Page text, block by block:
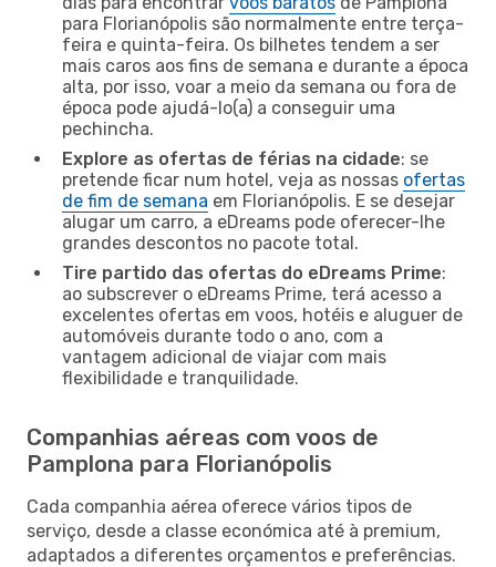
para Florianópolis são normalmente entre terça-
feira e quinta-feira. Os bilhetes tendem a ser
mais caros aos fins de semana e durante a época
alta, por isso, voar a meio da semana ou fora de
época pode ajudá-lo(a) a conseguir uma
pechincha.
Explore as ofertas de férias na cidade: se
pretende ficar num hotel, veja as nossas ofertas
de fim de semana em Florianópolis. E se desejar
alugar um carro, a eDreams pode oferecer-lhe
grandes descontos no pacote total.
Tire partido das ofertas do eDreams Prime:
ao subscrever o eDreams Prime, terá acesso a
excelentes ofertas em voos, hotéis e aluguer de
automóveis durante todo o ano, com a
vantagem adicional de viajar com mais
flexibilidade e tranquilidade.
Companhias aéreas com voos de
Pamplona para Florianópolis
Cada companhia aérea oferece vários tipos de
serviço, desde a classe económica até à premium,
adaptados a diferentes orçamentos e preferências.